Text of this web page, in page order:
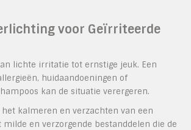
voor Geïrriteerde
lichte irritatie tot ernstige jeuk. Een
huidaandoeningen of
kan de situatie verergeren.
kalmeren en verzachten van een
en verzorgende bestanddelen die de